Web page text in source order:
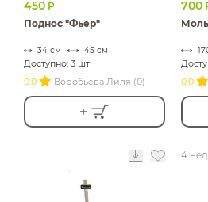
450 Р
Поднос "Фьер"
34 см 45 см
Доступно: 3 шт
0.0
Воробьева Лиля (0)
700
0.0
4